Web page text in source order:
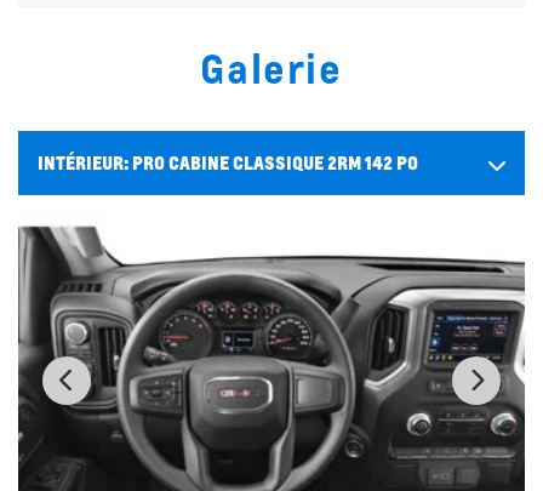
Galerie
INTÉRIEUR: PRO CABINE CLASSIQUE 2RM 142 PO